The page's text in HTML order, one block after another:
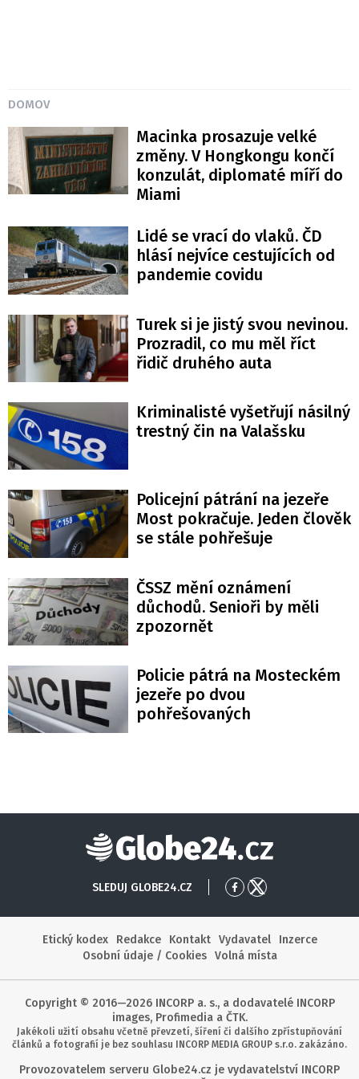
DOMOV
Macinka prosazuje velké
změny. V Hongkongu končí
konzulát, diplomaté míří do
Miami
Lidé se vrací do vlaků. ČD
hlásí nejvíce cestujících od
pandemie covidu
Turek si je jistý svou nevinou.
Prozradil, co mu měl říct
řidič druhého auta
Kriminalisté vyšetřují násilný
trestný čin na Valašsku
Policejní pátrání na jezeře
Most pokračuje. Jeden člověk
se stále pohřešuje
ČSSZ mění oznámení
důchodů. Senioři by měli
zpozornět
Policie pátrá na Mosteckém
jezeře po dvou
pohřešovaných
Globe24
SLEDUJ GLOBE24.CZ
Přejít
Facebook
Přejít
X
Etický kodex
Redakce Kontakt Vydavatel
Inzerce
Osobní údaje / Cookies
Volná místa
Copyright © 2016—2026 INCORP a. s., a dodavatelé INCORP
images, Profimedia a ČTK.
Jakékoli užití obsahu včetně převzetí, šíření či dalšího zpřístupňování
článků a fotografií je bez souhlasu INCORP MEDIA GROUP s.r.o. zakázáno.
Provozovatelem serveru Globe24.cz je vydavatelství INCORP